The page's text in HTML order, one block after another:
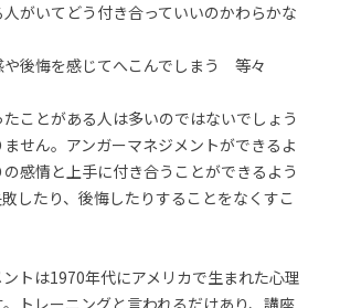
がいてどう付き合っていいのかわらかな
や後悔を感じてへこんでしまう 等々
ことがある人は多いのではないでしょう
せん。アンガーマネジメントができるよ
感情と上手に付き合うことができるよう
したり、後悔したりすることをなくすこ
トは1970年代にアメリカで生まれた心理
。トレーニングと言われるだけあり、講座